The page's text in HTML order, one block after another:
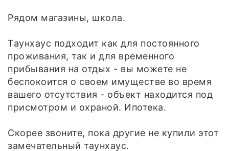
Рядом магазины, школа.
Таунхаус подходит как для постоянного
проживания, так и для временного
прибывания на отдых - вы можете не
беспокоится о своем имуществе во время
вашего отсутствия - объект находится под
присмотром и охраной. Ипотека.
Скорее звоните, пока другие не купили этот
замечательный таунхаус.